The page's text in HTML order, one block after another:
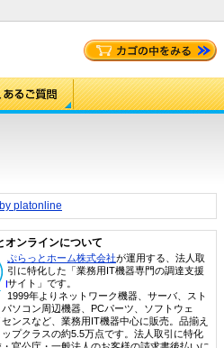
platonline
オンラインについて
ぷらっとホーム株式会社が運用する、法人取
引に特化した「業務用IT機器専門の調達支援
サイト」です。
1999年よりネットワーク機器、サーバ、スト
ソコン周辺機器、PCパーツ、ソフトウェ
ンスなど、業務用IT機器中心に販売。品揃え
プクラスの約5.5万点です。法人取引に特化